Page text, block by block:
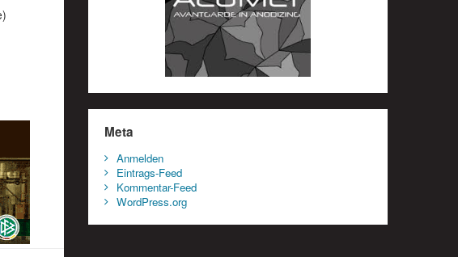
Meta
Anmelden
Eintrags-Feed
Kommentar-Feed
WordPress.org